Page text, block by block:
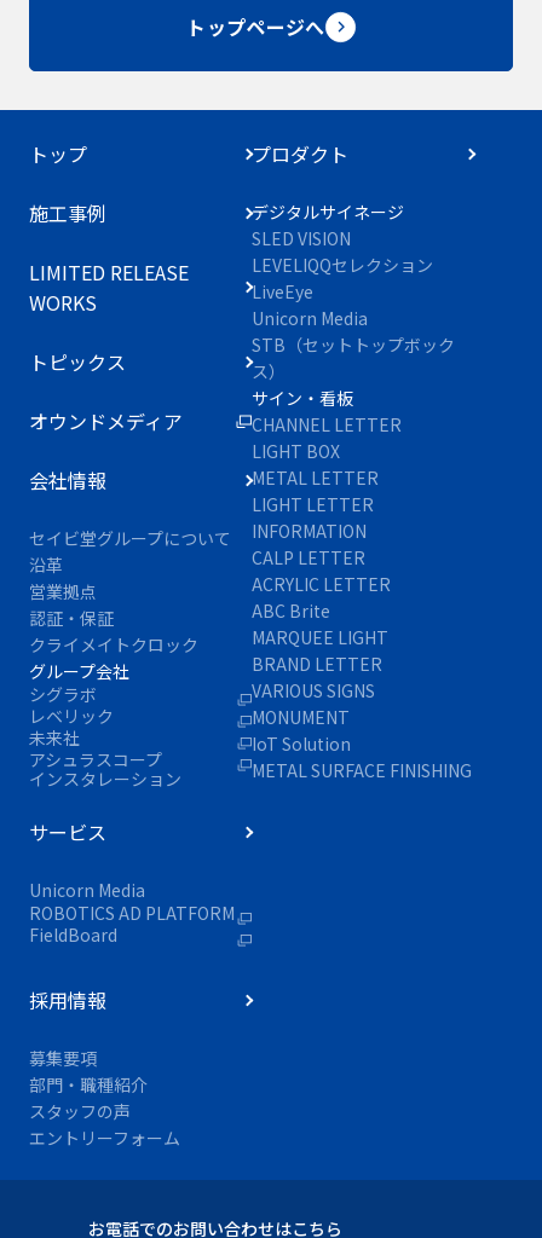
トップページへ
トップ
施工事例
LIMITED RELEASE
WORKS
トピックス
オウンドメディア
会社情報
セイビ堂グループについて
沿革
営業拠点
認証・保証
クライメイトクロック
グループ会社
シグラボ
レベリック
未来社
アシュラスコープ
インスタレーション
サービス
Unicorn Media
ROBOTICS AD PLATFORM
FieldBoard
採用情報
募集要項
部門・職種紹介
スタッフの声
エントリーフォーム
プロダクト
デジタルサイネージ
SLED VISION
LEVELIQQセレクション
LiveEye
Unicorn Media
STB（セットトップボック
ス）
サイン・看板
CHANNEL LETTER
LIGHT BOX
METAL LETTER
LIGHT LETTER
INFORMATION
CALP LETTER
ACRYLIC LETTER
ABC Brite
MARQUEE LIGHT
BRAND LETTER
VARIOUS SIGNS
MONUMENT
IoT Solution
METAL SURFACE FINISHING
お電話でのお問い合わせはこちら